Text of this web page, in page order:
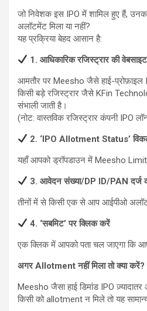
जो निवेशक इस IPO में शामिल हुए हैं,
अलॉटमेंट मिला या नहीं?
यह प्रक्रिया बेहद आसान है:
1. आधिकारिक रजिस्ट्रार की
आमतौर पर Meesho जैसे हाई-प्रोफ़ाइल
किसी बड़े रजिस्ट्रार जैसे KFin
संभाली जाती है।
(नोट: वास्तविक रजिस्ट्रार कंपनी IPO
2. ‘IPO Allotment Status’
यहाँ आपको ड्रॉपडाउन में Meesho
3. आवेदन संख्या/DP ID/PAN दर्ज
तीनों में से किसी एक से आप आईपीओ
4. ‘सबमिट’ पर क्लिक करें
एक क्लिक में आपको पता चल जाएगा कि
अगर Allotment नहीं मिला तो क्या करें?
Meesho जैसा हाई डिमांड IPO
किसी को allotment न मिले तो यह